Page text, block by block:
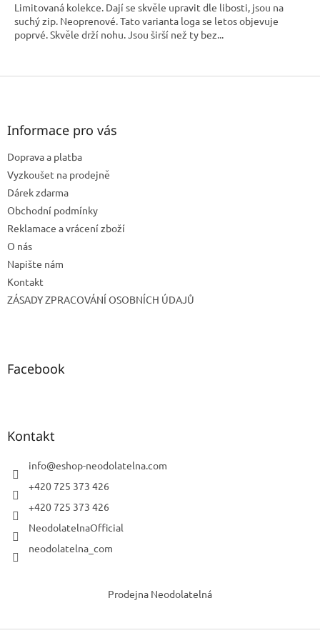
Limitovaná kolekce. Dají se skvěle upravit dle libosti, jsou na
suchý zip. Neoprenové. Tato varianta loga se letos objevuje
poprvé. Skvěle drží nohu. Jsou širší než ty bez...
Z
Informace pro vás
Doprava a platba
Vyzkoušet na prodejně
Dárek zdarma
Obchodní podmínky
Reklamace a vrácení zboží
O nás
Napište nám
Kontakt
ZÁSADY ZPRACOVÁNÍ OSOBNÍCH ÚDAJŮ
Facebook
Kontakt
info@eshop-neodolatelna.com
+420 725 373 426
+420 725 373 426
NeodolatelnaOfficial
neodolatelna_com
Prodejna Neodolatelná